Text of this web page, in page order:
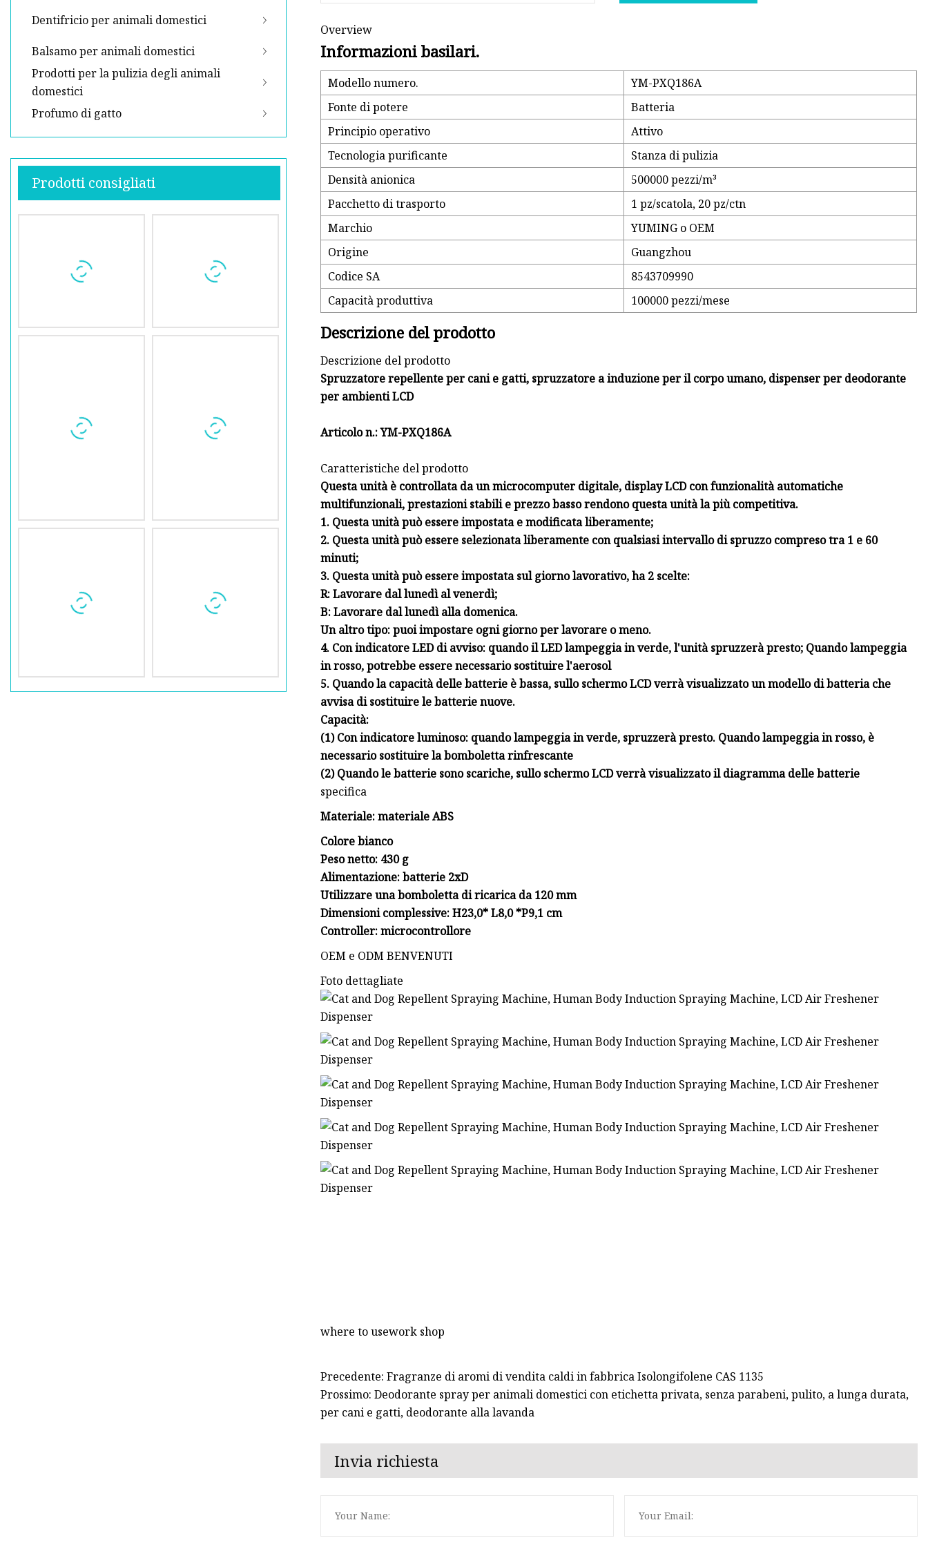
Dentifricio per animali domestici
Balsamo per animali domestici
Prodotti per la pulizia degli animali
domestici
Profumo di gatto
Prodotti consigliati
Overview
Informazioni basilari.
Modello numero.
YM-PXQ186A
Fonte di potere
Batteria
Principio operativo
Attivo
Tecnologia purificante
Stanza di pulizia
Densità anionica
500000 pezzi/m³
Pacchetto di trasporto
1 pz/scatola, 20 pz/ctn
Marchio
YUMING o OEM
Origine
Guangzhou
Codice SA
8543709990
Capacità produttiva
100000 pezzi/mese
Descrizione del prodotto
Descrizione del prodotto
Spruzzatore repellente per cani e gatti, spruzzatore a induzione per il corpo umano, dispenser per deodorante
per ambienti LCD
Articolo n.: YM-PXQ186A
Caratteristiche del prodotto
Questa unità è controllata da un microcomputer digitale, display LCD con funzionalità automatiche
multifunzionali, prestazioni stabili e prezzo basso rendono questa unità la più competitiva.
1. Questa unità può essere impostata e modificata liberamente;
2. Questa unità può essere selezionata liberamente con qualsiasi intervallo di spruzzo compreso tra 1 e 60
minuti;
3. Questa unità può essere impostata sul giorno lavorativo, ha 2 scelte:
R: Lavorare dal lunedì al venerdì;
B: Lavorare dal lunedì alla domenica.
Un altro tipo: puoi impostare ogni giorno per lavorare o meno.
4. Con indicatore LED di avviso: quando il LED lampeggia in verde, l'unità spruzzerà presto; Quando lampeggia
in rosso, potrebbe essere necessario sostituire l'aerosol
5. Quando la capacità delle batterie è bassa, sullo schermo LCD verrà visualizzato un modello di batteria che
avvisa di sostituire le batterie nuove.
Capacità:
(1) Con indicatore luminoso: quando lampeggia in verde, spruzzerà presto. Quando lampeggia in rosso, è
necessario sostituire la bomboletta rinfrescante
(2) Quando le batterie sono scariche, sullo schermo LCD verrà visualizzato il diagramma delle batterie
specifica
Materiale: materiale ABS
Colore bianco
Peso netto: 430 g
Alimentazione: batterie 2xD
Utilizzare una bomboletta di ricarica da 120 mm
Dimensioni complessive: H23,0* L8,0 *P9,1 cm
Controller: microcontrollore
OEM e ODM BENVENUTI
Foto dettagliate
where to usework shop
Precedente: Fragranze di aromi di vendita caldi in fabbrica Isolongifolene CAS 1135
Prossimo: Deodorante spray per animali domestici con etichetta privata, senza parabeni, pulito, a lunga durata,
per cani e gatti, deodorante alla lavanda
Invia richiesta